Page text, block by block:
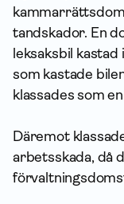
tandskador. En
leksaksbil
som kastade
klassades som
Däremot
arbetsskada, då